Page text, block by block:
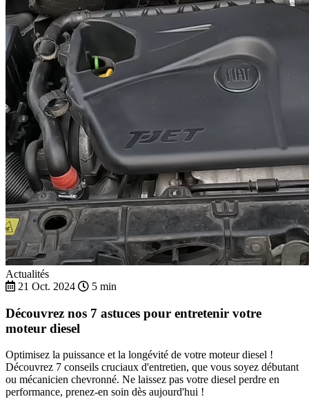
Actualités
21 Oct. 2024
5 min
Découvrez nos 7 astuces pour entretenir votre
moteur diesel
Optimisez la puissance et la longévité de votre moteur diesel !
Découvrez 7 conseils cruciaux d'entretien, que vous soyez débutant
ou mécanicien chevronné. Ne laissez pas votre diesel perdre en
performance, prenez-en soin dès aujourd'hui !